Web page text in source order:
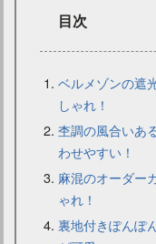
間仕切りカーテンで部
目次
ベルメゾンの遮
しゃれ！
杢調の風合いあ
わせやすい！
麻混のオーダー
ゃれ！
裏地付きぽんぽ